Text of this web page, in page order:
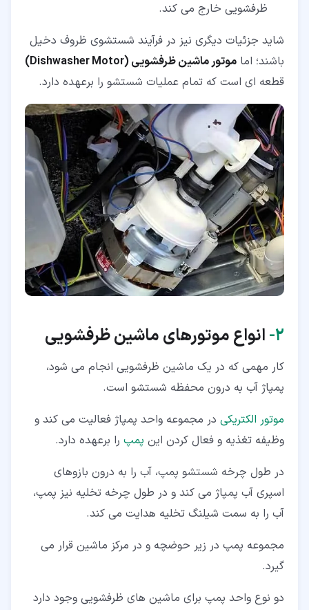
ظرفشویی خارج می کند.
شاید جزئیات دیگری نیز در فرآیند شستشوی ظروف دخیل
باشند؛ اما موتور ماشین ظرفشویی (Dishwasher Motor)
قطعه ای است که تمام عملیات شستشو را برعهده دارد.
۲‏- انواع موتورهای ماشین ظرفشویی
کار مهمی که در یک ماشین ظرفشویی انجام می شود،
پمپاژ آب به درون محفظه شستشو است.
موتور الکتریکی در مجموعه واحد پمپاژ فعالیت می کند و
وظیفه تغذیه و فعال کردن این پمپ را برعهده دارد.
در طول چرخه شستشو پمپ، آب را به درون بازوهای
اسپری آب پمپاژ می کند و در طول چرخه تخلیه نیز پمپ،
آب را به سمت شیلنگ تخلیه هدایت می کند.
مجموعه پمپ در زیر حوضچه و در مرکز ماشین قرار می
گیرد.
دو نوع واحد پمپ برای ماشین های ظرفشویی وجود دارد